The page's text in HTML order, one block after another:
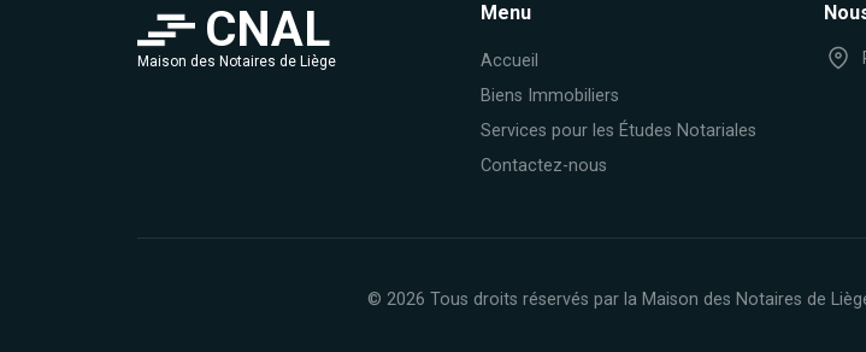
CNAL
Maison des Notaires de Liège
Menu
Accueil
Biens Immobiliers
Services pour les Études Notariales
Contactez-nous
© 2026 Tous droits réservés par la Maison des Notaires de